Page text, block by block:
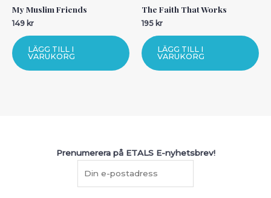
My Muslim Friends
149 kr
LÄGG TILL I
VARUKORG
The Faith That Works
195 kr
LÄGG TILL I
VARUKORG
Prenumerera på ETALS E-nyhetsbrev!